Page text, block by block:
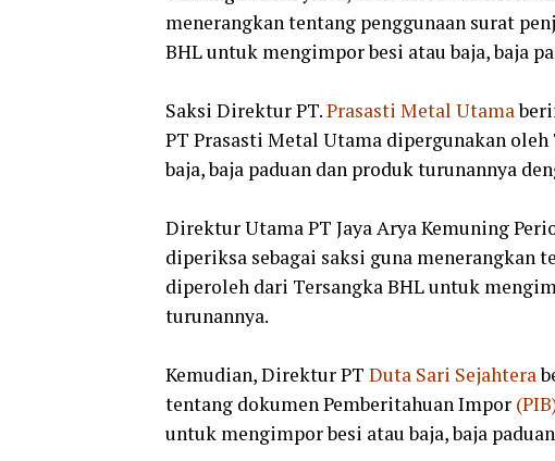
menerangkan tentang penggunaan surat
BHL untuk mengimpor besi atau baja, baja
Saksi Direktur PT.Prasasti Metal Utama
PT Prasasti Metal Utama dipergunakan
baja, baja paduan dan produk turunannya
Direktur Utama PT Jaya Arya Kemuning
diperiksa sebagai saksi guna menerangkan
diperoleh dari Tersangka BHL untuk
turunannya.
Kemudian, Direktur PT Duta Sari Sejahtera
tentang dokumen Pemberitahuan Impor
untuk mengimpor besi atau baja, baja